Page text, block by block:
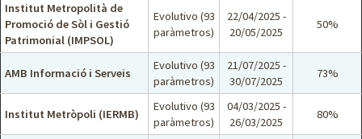
Institut Metropolità de
Promoció de Sòl i Gestió
Patrimonial (IMPSOL)
Evolutivo (93
paràmetros)
22/04/2025 -
20/05/2025
50%
AMB Informació i Serveis
Evolutivo (93
paràmetros)
21/07/2025 -
30/07/2025
73%
Institut Metròpoli (IERMB)
Evolutivo (93
paràmetros)
04/03/2025 -
26/03/2025
80%